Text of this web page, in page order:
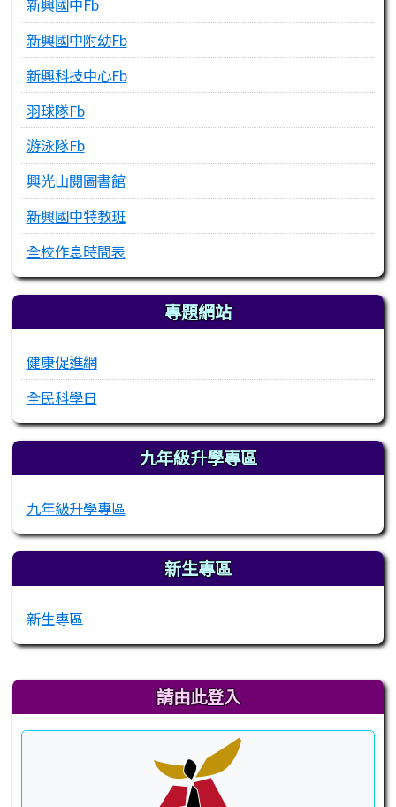
新興國中Fb
新興國中附幼Fb
新興科技中心Fb
羽球隊Fb
游泳隊Fb
興光山閱圖書館
新興國中特教班
全校作息時間表
專題網站
健康促進網
全民科學日
九年級升學專區
九年級升學專區
新生專區
新生專區
右邊區域內容 請由此登入